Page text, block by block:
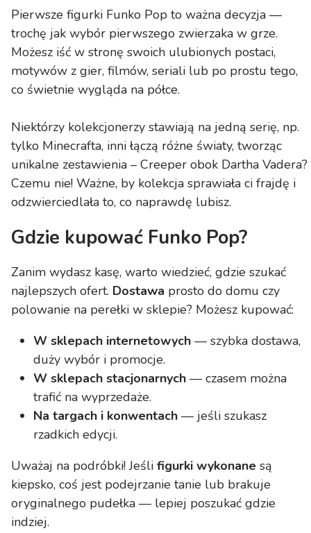
Pierwsze figurki Funko Pop to ważna decyzja —
trochę jak wybór pierwszego zwierzaka w grze.
Możesz iść w stronę swoich ulubionych postaci,
motywów z gier, filmów, seriali lub po prostu tego,
co świetnie wygląda na półce.
Niektórzy kolekcjonerzy stawiają na jedną serię, np.
tylko Minecrafta, inni łączą różne światy, tworząc
unikalne zestawienia – Creeper obok Dartha Vadera?
Czemu nie! Ważne, by kolekcja sprawiała ci frajdę i
odzwierciedlała to, co naprawdę lubisz.
Gdzie kupować Funko Pop?
Zanim wydasz kasę, warto wiedzieć, gdzie szukać
najlepszych ofert. Dostawa prosto do domu czy
polowanie na perełki w sklepie? Możesz kupować:
W sklepach internetowych— szybka dostawa,
duży wybór i promocje.
W sklepach stacjonarnych— czasem można
trafić na wyprzedaże.
Na targach i konwentach— jeśli szukasz
rzadkich edycji.
Uważaj na podróbki! Jeśli figurki wykonane są
kiepsko, coś jest podejrzanie tanie lub brakuje
oryginalnego pudełka — lepiej poszukać gdzie
indziej.